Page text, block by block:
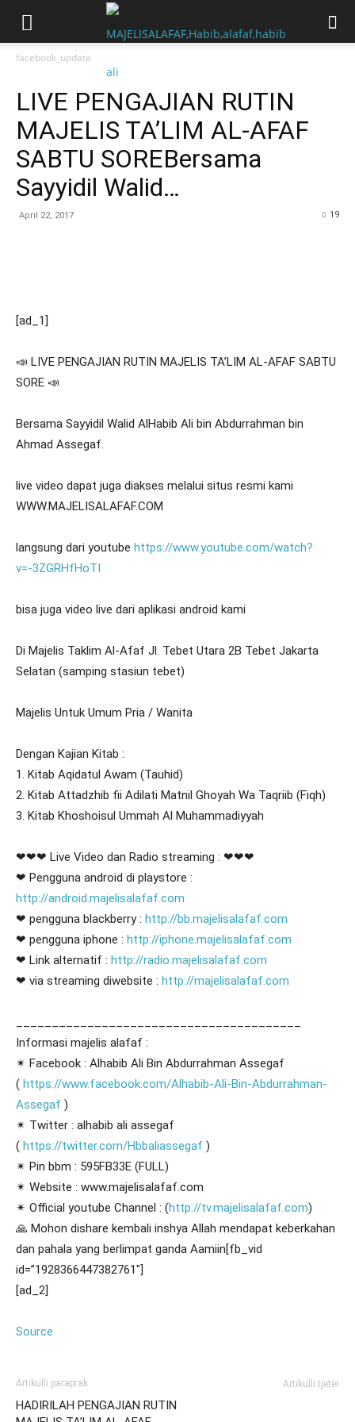
facebook_update
LIVE PENGAJIAN RUTIN
MAJELIS TA’LIM AL-AFAF
SABTU SOREBersama
Sayyidil Walid…
April 22, 2017 19
[ad_1]
📣 LIVE PENGAJIAN RUTIN MAJELIS TA’LIM AL-AFAF SABTU
SORE 📣
Bersama Sayyidil Walid AlHabib Ali bin Abdurrahman bin
Ahmad Assegaf.
live video dapat juga diakses melalui situs resmi kami
WWW.MAJELISALAFAF.COM
langsung dari youtube https://www.youtube.com/watch?
v=-3ZGRHfHoTI
bisa juga video live dari aplikasi android kami
Di Majelis Taklim Al-Afaf Jl. Tebet Utara 2B Tebet Jakarta
Selatan (samping stasiun tebet)
Majelis Untuk Umum Pria / Wanita
Dengan Kajian Kitab :
1. Kitab Aqidatul Awam (Tauhid)
2. Kitab Attadzhib fii Adilati Matnil Ghoyah Wa Taqriib (Fiqh)
3. Kitab Khoshoisul Ummah Al Muhammadiyyah
❤❤❤ Live Video dan Radio streaming : ❤❤❤
❤ Pengguna android di playstore :
http://android.majelisalafaf.com
❤ pengguna blackberry : http://bb.majelisalafaf.com
❤ pengguna iphone : http://iphone.majelisalafaf.com
❤ Link alternatif : http://radio.majelisalafaf.com
❤ via streaming diwebsite : http://majelisalafaf.com
Informasi majelis alafaf :
✴ Facebook : Alhabib Ali Bin Abdurrahman Assegaf
( https://www.facebook.com/Alhabib-Ali-Bin-Abdurrahman-
Assegaf )
✴ Twitter : alhabib ali assegaf
( https://twitter.com/Hbbaliassegaf )
✴ Pin bbm : 595FB33E (FULL)
✴ Website : www.majelisalafaf.com
✴ Official youtube Channel : (http://tv.majelisalafaf.com)
🙏 Mohon dishare kembali inshya Allah mendapat keberkahan
dan pahala yang berlimpat ganda Aamiin[fb_vid
id=”1928366447382761″]
[ad_2]
Source
Artikulli paraprak
HADIRILAH PENGAJIAN RUTIN
Artikulli tjetër